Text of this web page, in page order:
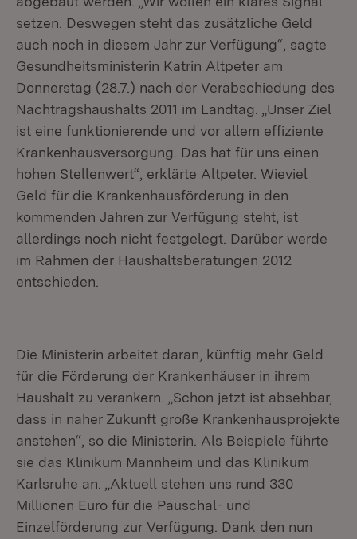
setzen. Deswegen steht das zusätzliche Geld
auch noch in diesem Jahr zur Verfügung“, sagte
Gesundheitsministerin Katrin Altpeter am
Donnerstag (28.7.) nach der Verabschiedung des
Nachtragshaushalts 2011 im Landtag. „Unser Ziel
ist eine funktionierende und vor allem effiziente
Krankenhausversorgung. Das hat für uns einen
hohen Stellenwert“, erklärte Altpeter. Wieviel
Geld für die Krankenhausförderung in den
kommenden Jahren zur Verfügung steht, ist
allerdings noch nicht festgelegt. Darüber werde
im Rahmen der Haushaltsberatungen 2012
entschieden.
Die Ministerin arbeitet daran, künftig mehr Geld
für die Förderung der Krankenhäuser in ihrem
Haushalt zu verankern. „Schon jetzt ist absehbar,
dass in naher Zukunft große Krankenhausprojekte
anstehen“, so die Ministerin. Als Beispiele führte
sie das Klinikum Mannheim und das Klinikum
Karlsruhe an. „Aktuell stehen uns rund 330
Millionen Euro für die Pauschal- und
Einzelförderung zur Verfügung. Dank den nun